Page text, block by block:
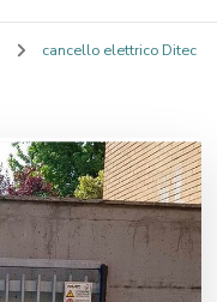
cancello elettrico Ditec